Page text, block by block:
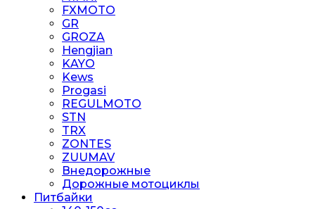
FXMOTO
GR
GROZA
Hengjian
KAYO
Kews
Progasi
REGULMOTO
STN
TRX
ZONTES
ZUUMAV
Внедорожные
Дорожные мотоциклы
Питбайки